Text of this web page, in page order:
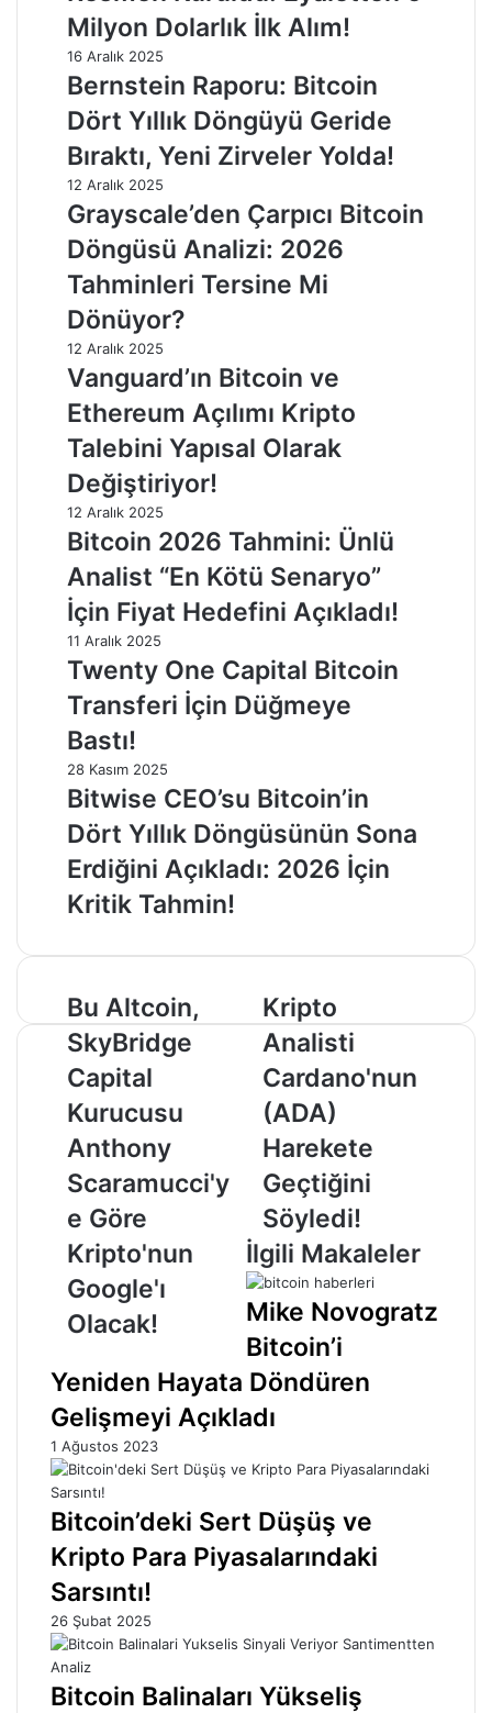
Milyon Dolarlık İlk Alım!
16 Aralık 2025
Bernstein Raporu: Bitcoin
Dört Yıllık Döngüyü Geride
Bıraktı, Yeni Zirveler Yolda!
12 Aralık 2025
Grayscale’den Çarpıcı Bitcoin
Döngüsü Analizi: 2026
Tahminleri Tersine Mi
Dönüyor?
12 Aralık 2025
Vanguard’ın Bitcoin ve
Ethereum Açılımı Kripto
Talebini Yapısal Olarak
Değiştiriyor!
12 Aralık 2025
Bitcoin 2026 Tahmini: Ünlü
Analist “En Kötü Senaryo”
İçin Fiyat Hedefini Açıkladı!
11 Aralık 2025
Twenty One Capital Bitcoin
Transferi İçin Düğmeye
Bastı!
28 Kasım 2025
Bitwise CEO’su Bitcoin’in
Dört Yıllık Döngüsünün Sona
Erdiğini Açıkladı: 2026 İçin
Kritik Tahmin!
Bu
Altcoin,
SkyBridge
Capital
Kurucusu
Anthony
Scaramucci'ye
Göre
Kripto'nun
Google'ı
Olacak!
Bu Altcoin,
SkyBridge
Capital
Kurucusu
Anthony
Scaramucci'y
e Göre
Kripto'nun
Google'ı
Olacak!
Kripto
Analisti
Cardano'nun
(ADA)
Harekete
Geçtiğini
Söyledi!
Kripto
Analisti
Cardano'nun
(ADA)
Harekete
Geçtiğini
Söyledi!
İlgili Makaleler
Mike Novogratz
Bitcoin’i
Yeniden Hayata Döndüren
Gelişmeyi Açıkladı
1 Ağustos 2023
Bitcoin’deki Sert Düşüş ve
Kripto Para Piyasalarındaki
Sarsıntı!
26 Şubat 2025
Bitcoin Balinaları Yükseliş